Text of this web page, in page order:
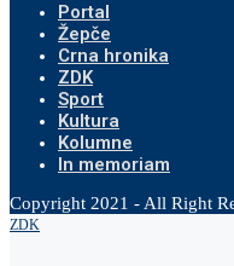
Portal
Žepče
Crna hronika
ZDK
Sport
Kultura
Kolumne
In memoriam
Copyright 2021 - All Right
ZDK